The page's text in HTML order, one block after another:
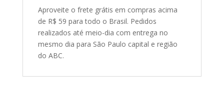
Aproveite o frete grátis em compras acima
de R$ 59 para todo o Brasil. Pedidos
realizados até meio-dia com entrega no
mesmo dia para São Paulo capital e região
do ABC.